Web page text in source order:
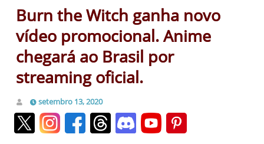
Burn the Witch ganha novo
vídeo promocional. Anime
chegará ao Brasil por
streaming oficial.
setembro 13, 2020